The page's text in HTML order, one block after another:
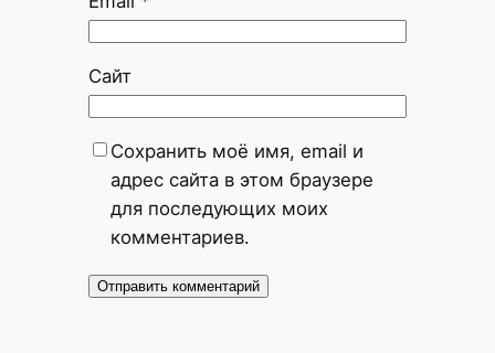
Сайт
Сохранить моё имя, email и
адрес сайта в этом браузере
для последующих моих
комментариев.